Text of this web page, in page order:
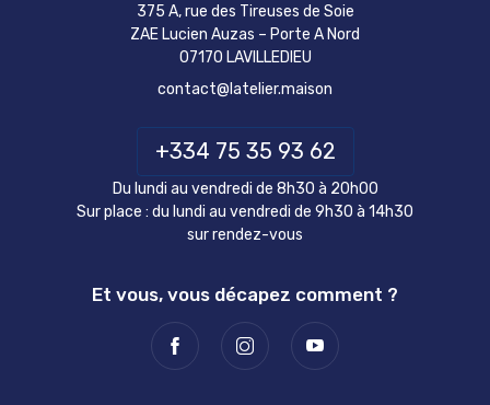
375 A, rue des Tireuses de Soie
ZAE Lucien Auzas – Porte A Nord
07170 LAVILLEDIEU
contact@latelier.maison
+334 75 35 93 62
Du lundi au vendredi de 8h30 à 20h00
Sur place : du lundi au vendredi de 9h30 à 14h30
sur rendez-vous
Et vous, vous décapez comment ?